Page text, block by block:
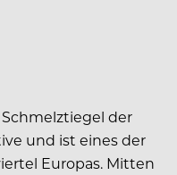
der
und ist eines der
Europas. Mitten